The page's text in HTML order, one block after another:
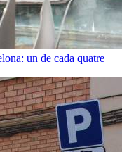
un de cada quatre